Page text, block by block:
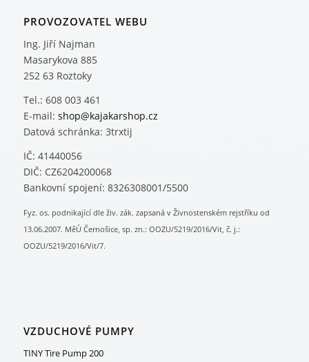
PROVOZOVATEL WEBU
Ing. Jiří Najman
Masarykova 885
252 63 Roztoky
Tel.: 608 003 461
E-mail: shop@kajakarshop.cz
Datová schránka: 3trxtij
IČ: 41440056
DIČ: CZ6204200068
Bankovní spojení: 8326308001/5500
Fyz. os. podnikající dle živ. zák. zapsaná v Živnostenském rejstříku od
13.06.2007. MěÚ Černošice, sp. zn.: OOZU/5219/2016/Vit, č. j.:
OOZU/5219/2016/Vit/7.
VZDUCHOVÉ PUMPY
TINY Tire Pump 200